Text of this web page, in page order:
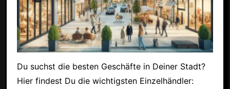
Du suchst die besten Geschäfte in Deiner Stadt?
Hier findest Du die wichtigsten Einzelhändler: